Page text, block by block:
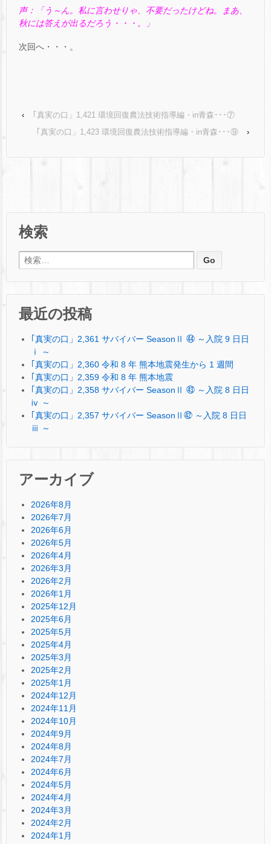
声：「う～ん。私に言わせりゃ、不要だったけどね。まあ、
秋には答えが出るだろう・・・。」
次回へ・・・。
‹
｢真実の口」1,421 環境回復農法技術指導編・in青森･･･⑦
｢真実の口」1,423 環境回復農法技術指導編・in青森･･･⑨
›
検索
検索:
最近の投稿
｢真実の口」2,361 サバイバー SeasonⅡ ㊹ ～入院 9 日日
ⅰ ～
｢真実の口」2,360 令和 8 年 熊本地震発生から 1 週間
｢真実の口」2,359 令和 8 年 熊本地震
｢真実の口」2,358 サバイバー SeasonⅡ ㊸ ～入院 8 日日
ⅳ ～
｢真実の口」2,357 サバイバー SeasonⅡ㊷ ～入院 8 日日
ⅲ ～
アーカイブ
2026年8月
2026年7月
2026年6月
2026年5月
2026年4月
2026年3月
2026年2月
2026年1月
2025年12月
2025年6月
2025年5月
2025年4月
2025年3月
2025年2月
2025年1月
2024年12月
2024年11月
2024年10月
2024年9月
2024年8月
2024年7月
2024年6月
2024年5月
2024年4月
2024年3月
2024年2月
2024年1月